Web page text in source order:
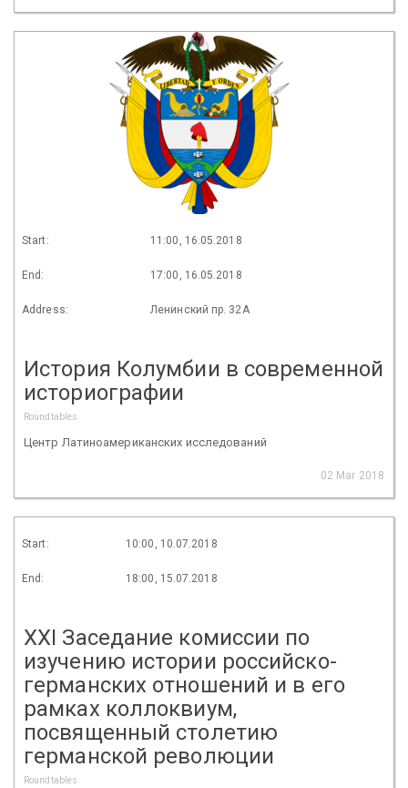
Start: 11:00, 16.05.2018
End: 17:00, 16.05.2018
Address: Ленинский пр. 32А
История Колумбии в современной
историографии
Roundtables
Центр Латиноамериканских исследований
02 Mar 2018
Start: 10:00, 10.07.2018
End: 18:00, 15.07.2018
XXI Заседание комиссии по
изучению истории российско-
германских отношений и в его
рамках коллоквиум,
посвященный столетию
германской революции
Roundtables